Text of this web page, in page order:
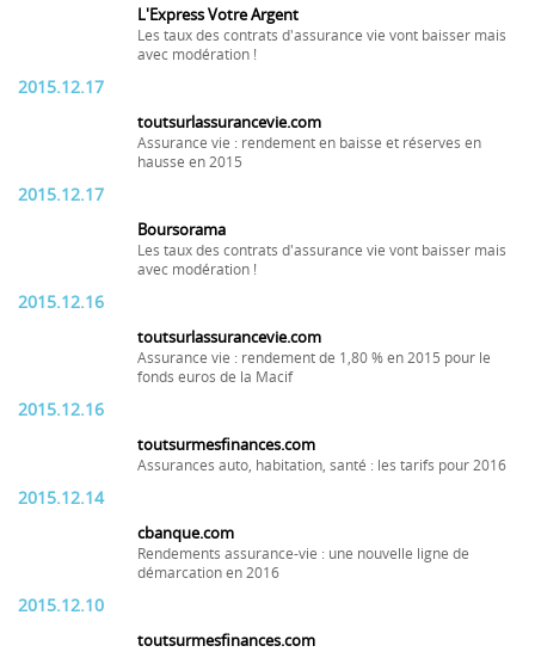
L'Express Votre Argent
Les taux des contrats d'assurance vie vont baisser mais
avec modération !
2015.12.17
toutsurlassurancevie.com
Assurance vie : rendement en baisse et réserves en
hausse en 2015
2015.12.17
Boursorama
Les taux des contrats d'assurance vie vont baisser mais
avec modération !
2015.12.16
toutsurlassurancevie.com
Assurance vie : rendement de 1,80 % en 2015 pour le
fonds euros de la Macif
2015.12.16
toutsurmesfinances.com
Assurances auto, habitation, santé : les tarifs pour 2016
2015.12.14
cbanque.com
Rendements assurance-vie : une nouvelle ligne de
démarcation en 2016
2015.12.10
toutsurmesfinances.com